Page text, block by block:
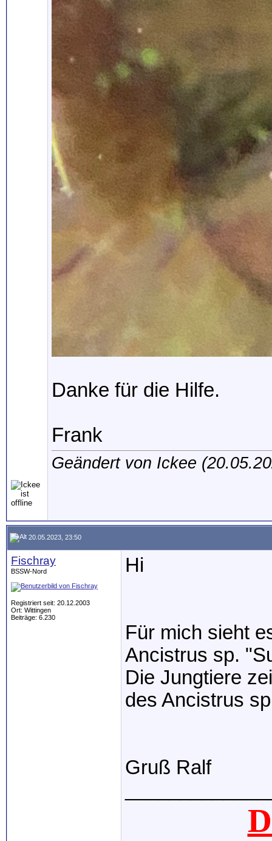
Danke für die Hilfe.
Frank
Geändert von Ickee
20.05.2023, 23:50
Fischray
BSSW-Nord
Registriert seit: 20.12.2003
Ort: Wittingen
Beiträge: 6.230
Hi
Für mich sieht
Ancistrus sp.
Die Jungtiere
des Ancistrus
Gruß Ralf